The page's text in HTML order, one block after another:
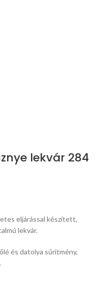
lekvár 284
eljárással készített,
lekvár.
és datolya sűrítmény,